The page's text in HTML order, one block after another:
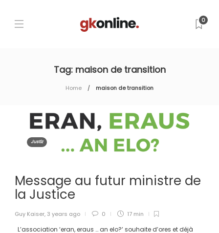
0
Tag: maison de transition
Home maison de transition
Justiz
Message au futur ministre de
la Justice
Guy Kaiser, 3 years ago 0 17 min
L’association ‘eran, eraus … an elo?’ souhaite d’ores et déjà